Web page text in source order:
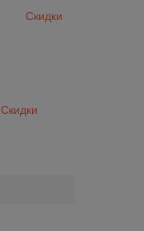
Скидки
Скидки